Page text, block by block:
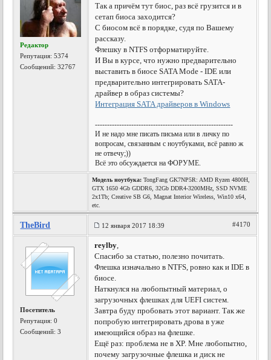
Редактор
Репутация:5374
Сообщений: 32767
Так а причём тут биос, раз всё грузится и в
сетап биоса заходится?
С биосом всё в порядке, судя по Вашему
рассказу.
Флешку в NTFS отформатируйте.
И Вы в курсе, что нужно предварительно
выставить в биосе SATA Mode - IDE или
предварительно интегрировать SATA-
драйвер в образ системы?
Интеграция SATA драйверов в Windows
---------------------------------------------------------
И не надо мне писать письма или в личку по
вопросам, связанным с ноутбуками, всё равно ж
не отвечу;))
Всё это обсуждается на ФОРУМЕ.
Модель ноутбука: TongFang GK7NP5R: AMD Ryzen 4800H,
GTX 1650 4Gb GDDR6, 32Gb DDR4-3200MHz, SSD NVME
2x1Tb; Creative SB G6, Magnat Interior Wireless, Win10 x64,
etc.
TheBird 12 января 2017 18:39 #4170
Посетитель
Репутация:0
Сообщений: 3
reylby,
Спасибо за статью, полезно почитать.
Флешка изначально в NTFS, ровно как и IDE в
биосе.
Наткнулся на любопытный материал, о
загрузочных флешках для UEFI систем.
Завтра буду пробовать этот вариант. Так же
попробую интегрировать дрова в уже
имеющийся образ на флешке.
Ещё раз: проблема не в XP. Мне любопытно,
почему загрузочные флешка и диск не